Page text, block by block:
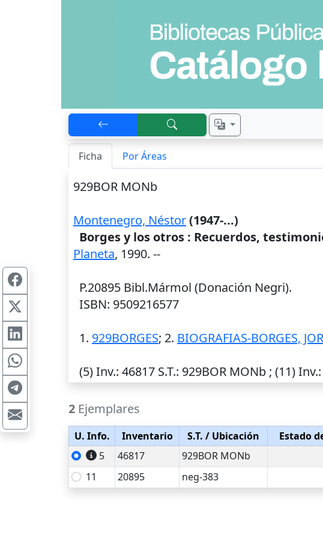
Ficha Por Áreas
929BOR MONb
Montenegro, Néstor(1947-...)
Borges y los otros : Recuerdos,
Planeta, 1990. --
P.20895 Bibl.Mármol (Donación Negri).
ISBN: 9509216577
1. 929BORGES; 2. BIOGRAFIAS-BORGES,
(5)Inv.: 46817 S.T.: 929BOR MONb ; (11)Inv.
2 Ejemplares
U. Info. Inventario S.T. / Ubicación Estado
5
46817 929BOR MONb
11
20895 neg-383